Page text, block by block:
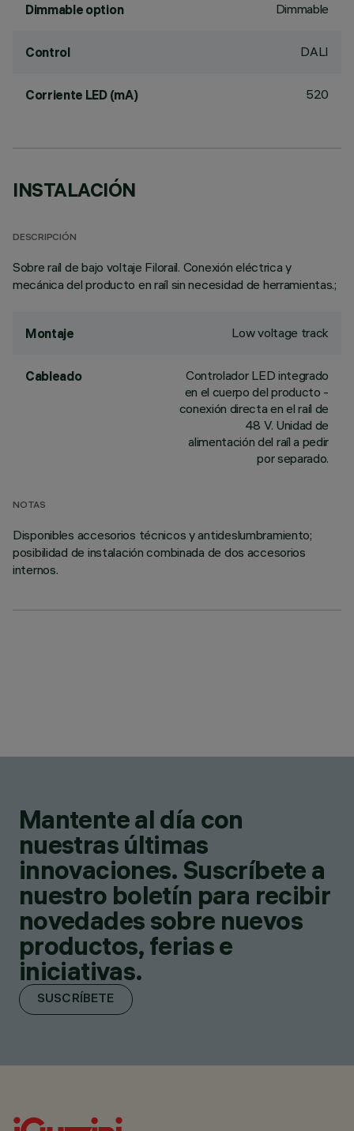
Dimmable option Dimmable
Control DALI
Corriente LED (mA) 520
INSTALACIÓN
DESCRIPCIÓN
Sobre raíl de bajo voltaje Filorail. Conexión eléctrica y
mecánica del producto en raíl sin necesidad de herramientas.;
Montaje Low voltage track
Cableado
Controlador LED integrado
en el cuerpo del producto -
conexión directa en el raíl de
48 V. Unidad de
alimentación del raíl a pedir
por separado.
NOTAS
Disponibles accesorios técnicos y antideslumbramiento;
posibilidad de instalación combinada de dos accesorios
internos.
Mantente al día con
nuestras últimas
innovaciones. Suscríbete a
nuestro boletín para recibir
novedades sobre nuevos
productos, ferias e
iniciativas.
SUSCRÍBETE